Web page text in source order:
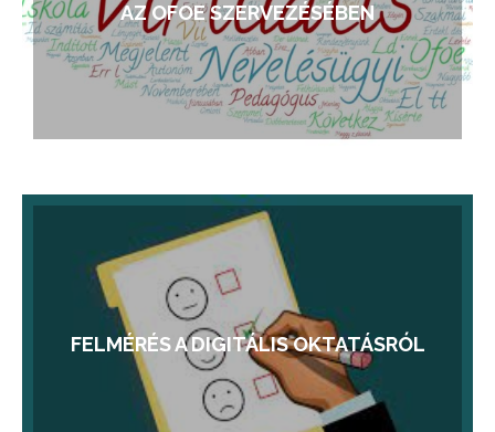
AZ OFOE SZERVEZÉSÉBEN
FELMÉRÉS A DIGITÁLIS OKTATÁSRÓL